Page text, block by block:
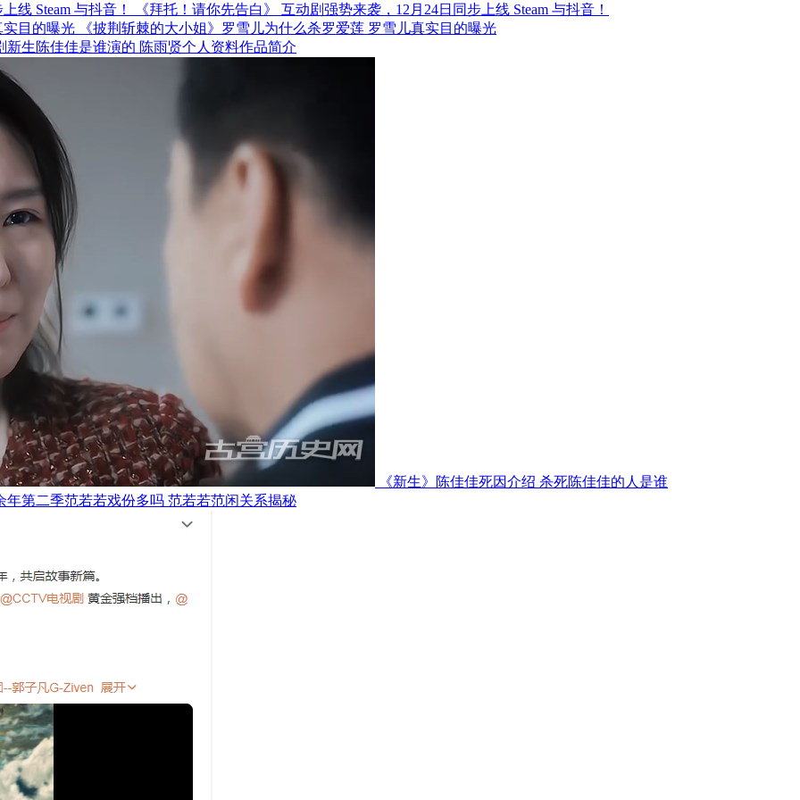
《拜托！请你先告白》 互动剧强势来袭，12月24日同步上线 Steam 与抖音！
《披荆斩棘的大小姐》罗雪儿为什么杀罗爱莲 罗雪儿真实目的曝光
新生陈佳佳是谁演的 陈雨贤个人资料作品简介
《新生》陈佳佳死因介绍 杀死陈佳佳的人是谁
年第二季范若若戏份多吗 范若若范闲关系揭秘